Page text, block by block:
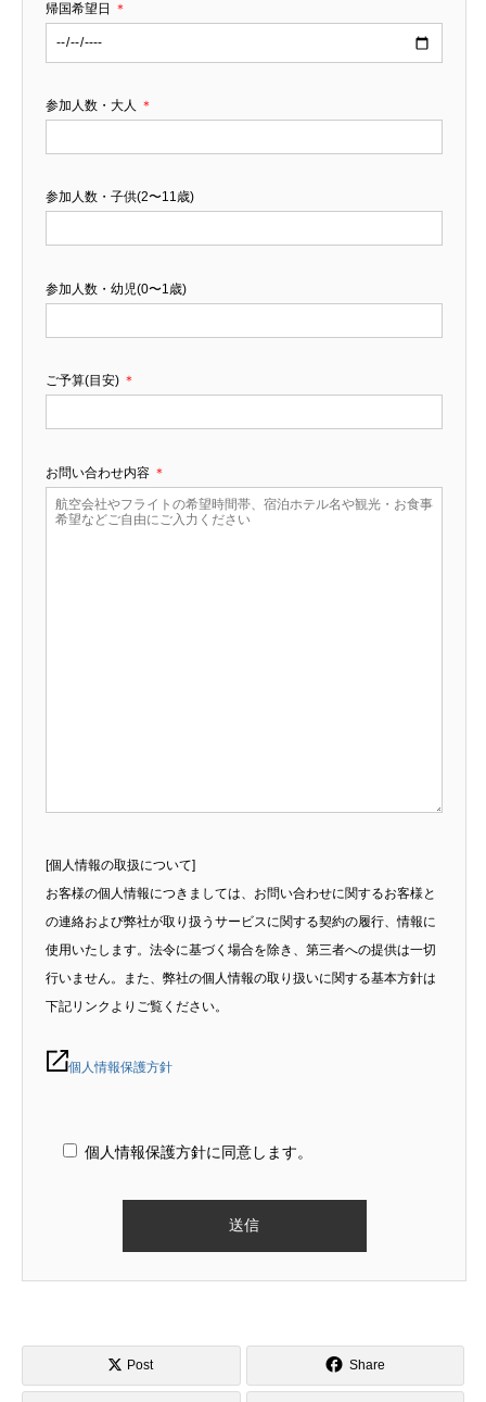
帰国希望日 ＊
参加人数・大人 ＊
参加人数・子供(2〜11歳)
参加人数・幼児(0〜1歳)
ご予算(目安) ＊
お問い合わせ内容 ＊
[個人情報の取扱について]
お客様の個人情報につきましては、お問い合わせに関するお客様と
の連絡および弊社が取り扱うサービスに関する契約の履行、情報に
使用いたします。法令に基づく場合を除き、第三者への提供は一切
行いません。また、弊社の個人情報の取り扱いに関する基本方針は
下記リンクよりご覧ください。
個人情報保護方針
個人情報保護方針に同意します。
Post Share